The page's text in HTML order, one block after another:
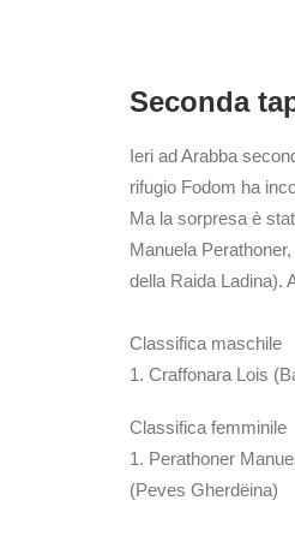
Seconda
Ieri ad Arabba
rifugio Fodom ha
Ma la sorpresa è
Manuela
della Raida Ladina).
Classifica maschile
1. Craffonara Lois
Classifica femminile
1. Perathoner
(Peves Gherdëina)